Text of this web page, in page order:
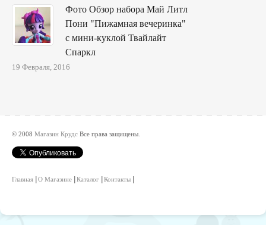
Фото Обзор набора Май Литл
Пони "Пижамная вечеринка"
с мини-куклой Твайлайт
Спаркл
19 Февраля, 2016
© 2008 Магазин Крудс Все права защищены.
Главная О Магазине Каталог Контакты